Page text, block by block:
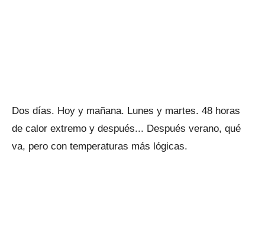
Dos días. Hoy y mañana. Lunes y martes. 48 horas
de calor extremo y después... Después verano, qué
va, pero con temperaturas más lógicas.